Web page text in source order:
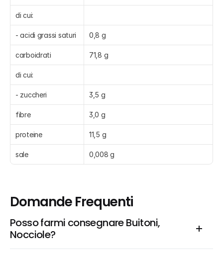
di cui:
- acidi grassi saturi 0,8 g
carboidrati 71,8 g
di cui:
- zuccheri 3,5 g
fibre 3,0 g
proteine 11,5 g
sale 0,008 g
Domande Frequenti
Posso farmi consegnare Buitoni,
Nocciole?